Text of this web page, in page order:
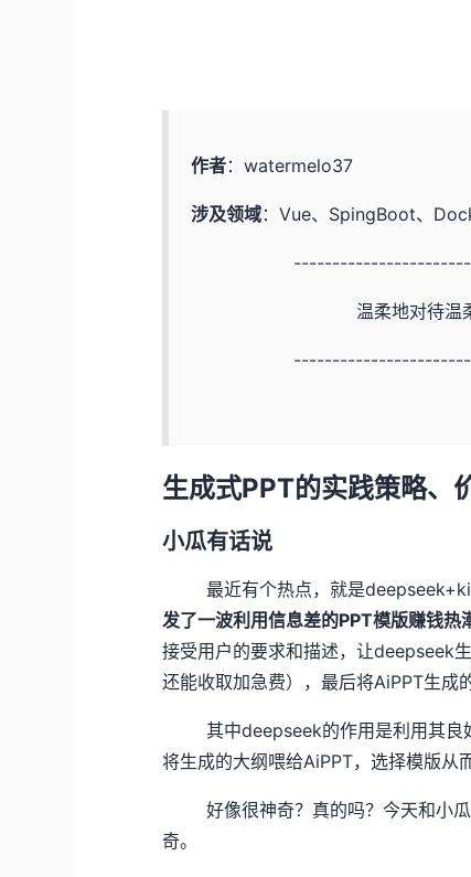
作者：watermelo37
涉及领域：Vue、SpingBoot、
温柔地对待温
生成式PPT的实践策略、
小瓜有话说
最近有个热点，就是
发了一波利用信息差的PPT模版赚钱热
接受用户的要求和描述，让deepseek
还能收取加急费），最后将AiPPT生成
其中deepseek的作用是利用其良好
将生成的大纲喂给AiPPT，选择模版从
好像很神奇？真的吗？今天和小瓜
奇。